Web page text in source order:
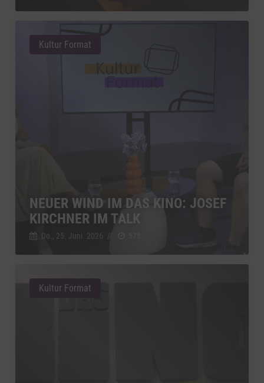
NEUER WIND IM DAS KINO: JOSEF
KIRCHNER IM TALK
Do., 25. Juni. 2026 //
Kultur Format
Kultur Format